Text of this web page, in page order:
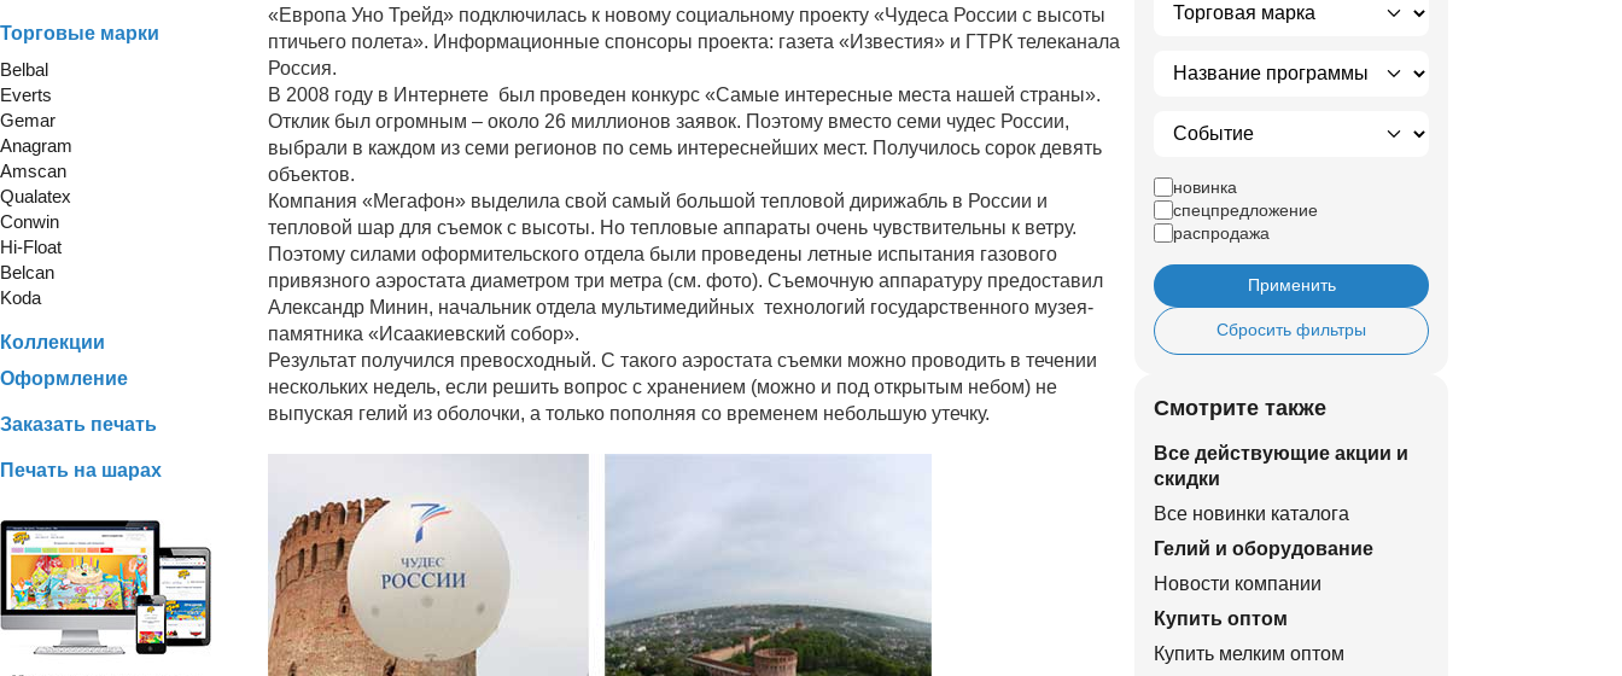
Торговые марки
Belbal
Everts
Gemar
Anagram
Amscan
Qualatex
Conwin
Hi-Float
Belcan
Koda
Коллекции
Оформление
Заказать печать
Печать на шарах
«Европа Уно Трейд» подключилась к новому социальному проекту «Чудеса России с высоты
птичьего полета». Информационные спонсоры проекта: газета «Известия» и ГТРК телеканала
Россия.
В 2008 году в Интернете был проведен конкурс «Самые интересные места нашей страны».
Отклик был огромным – около 26 миллионов заявок. Поэтому вместо семи чудес России,
выбрали в каждом из семи регионов по семь интереснейших мест. Получилось сорок девять
объектов.
Компания «Мегафон» выделила свой самый большой тепловой дирижабль в России и
тепловой шар для съемок с высоты. Но тепловые аппараты очень чувствительны к ветру.
Поэтому силами оформительского отдела были проведены летные испытания газового
привязного аэростата диаметром три метра (см. фото). Съемочную аппаратуру предоставил
Александр Минин, начальник отдела мультимедийных технологий государственного музея-
памятника «Исаакиевский собор».
Результат получился превосходный. С такого аэростата съемки можно проводить в течении
нескольких недель, если решить вопрос с хранением (можно и под открытым небом) не
выпуская гелий из оболочки, а только пополняя со временем небольшую утечку.
новинка
спецпредложение
распродажа
Применить
Сбросить фильтры
Смотрите также
Все действующие акции и
скидки
Все новинки каталога
Гелий и оборудование
Новости компании
Купить оптом
Купить мелким оптом